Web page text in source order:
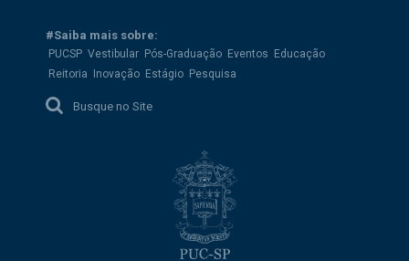
#Saiba mais sobre:
PUCSP Vestibular Pós-Graduação Eventos
Educação
Reitoria
Inovação Estágio Pesquisa
Busque no Site